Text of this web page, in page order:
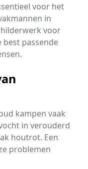
voor het
in
voor
best passende
kampen vaak
in verouderd
houtrot. Een
problemen